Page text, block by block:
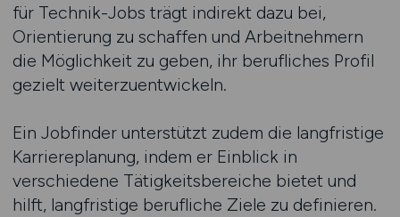
für Technik-Jobs trägt indirekt dazu bei,
Orientierung zu schaffen und Arbeitnehmern
die Möglichkeit zu geben, ihr berufliches Profil
gezielt weiterzuentwickeln.
Ein Jobfinder unterstützt zudem die langfristige
Karriereplanung, indem er Einblick in
verschiedene Tätigkeitsbereiche bietet und
hilft, langfristige berufliche Ziele zu definieren.